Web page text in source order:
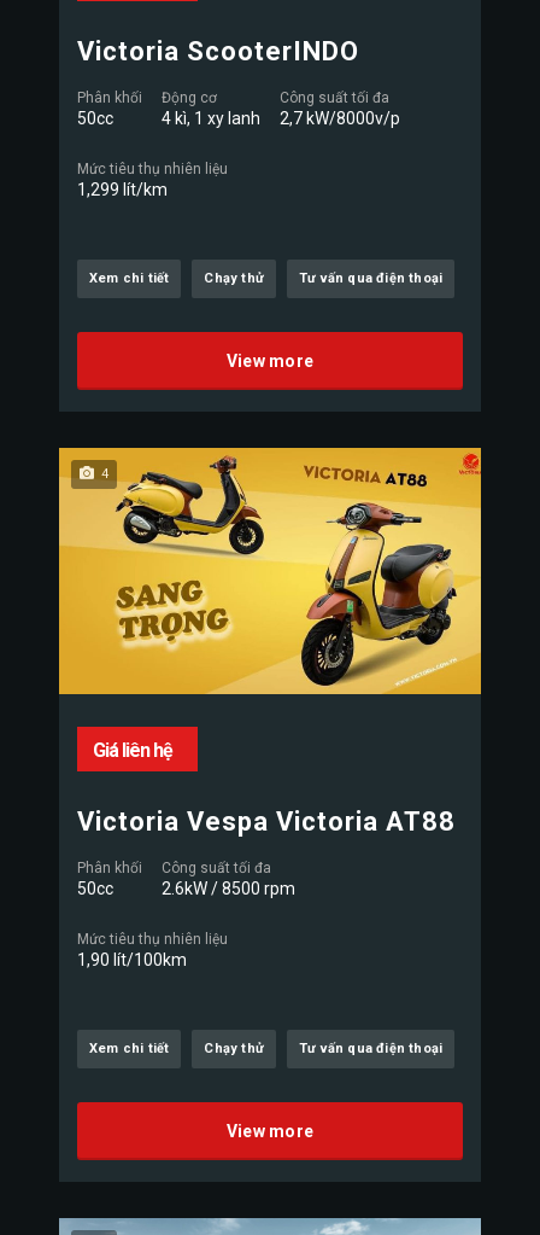
Victoria ScooterINDO
Phân khối
50cc
Động cơ
4 kì, 1 xy lanh
Công suất tối đa
2,7 kW/8000v/p
Mức tiêu thụ nhiên liệu
1,299 lít/km
Xem chi tiết Chạy thử Tư vấn qua điện thoại
View more
4
Giá liên hệ
Victoria Vespa Victoria AT88
Phân khối
50cc
Công suất tối đa
2.6kW / 8500 rpm
Mức tiêu thụ nhiên liệu
1,90 lít/100km
Xem chi tiết Chạy thử Tư vấn qua điện thoại
View more